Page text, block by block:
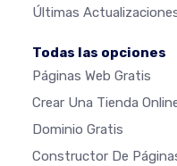
Últimas
Todas las opciones
Páginas Web Gratis
Crear Una Tienda
Dominio Gratis
Constructor De